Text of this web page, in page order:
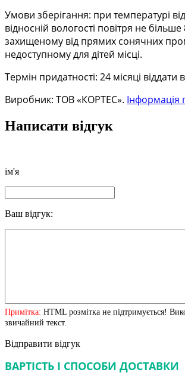
Умови зберігання: при температурі
відносній вологості повітря не
захищеному від прямих сонячних
недоступному для дітей місці.
Термін придатності: 24 місяці
Виробник: ТОВ «КОРТЕС».
Написати відгук
ім'я
Ваш відгук:
Примітка: HTML розмітка не підтримується!
звичайний текст.
Відправити відгук
ВАРТІСТЬ І СПОСОБИ ДОСТАВКИ